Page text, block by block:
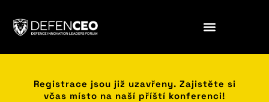
Registrace jsou již uzavřeny. Zajistěte si
včas místo na naší příští konferenci!